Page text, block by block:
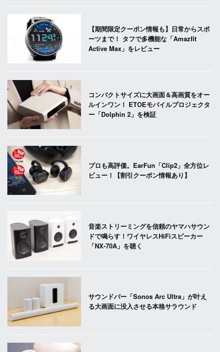
【期間限定クーポン情報も】日常からスポ
ーツまで！ タフで多機能な「Amazfit
Active Max」をレビュー
コンパクトサイズに大画面＆高画質をオー
ルインワン！ ETOEモバイルプロジェクタ
ー「Dolphin 2」を検証
プロも高評価。EarFun「Clip2」全方位レ
ビュー！【割引クーポン情報あり】
音楽ストリーミングを信頼のヤマハサウン
ドで鳴らす！ワイヤレスHiFiスピーカー
「NX-70A」を聴く
サウンドバー「Sonos Arc Ultra」が叶え
る大画面に没入させる本格サラウンド